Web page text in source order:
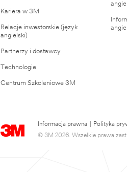
Kariera w 3M
Relacje inwestorskie (język
angielski)
Partnerzy i dostawcy
Technologie
Centrum Szkoleniowe 3M
Informacja prawna Polityka
© 3M 2026. Wszelkie prawa